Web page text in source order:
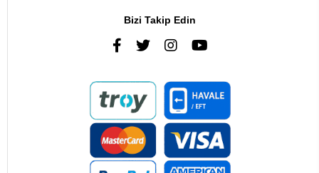
Bizi Takip Edin